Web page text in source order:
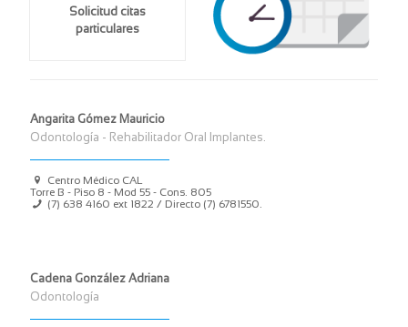
Solicitud citas
particulares
Angarita Gómez Mauricio
Odontología - Rehabilitador Oral Implantes.
Centro Médico CAL
Torre B - Piso 8 - Mod 55 - Cons. 805
(7) 638 4160 ext 1822 / Directo (7) 6781550
Cadena González Adriana
Odontología